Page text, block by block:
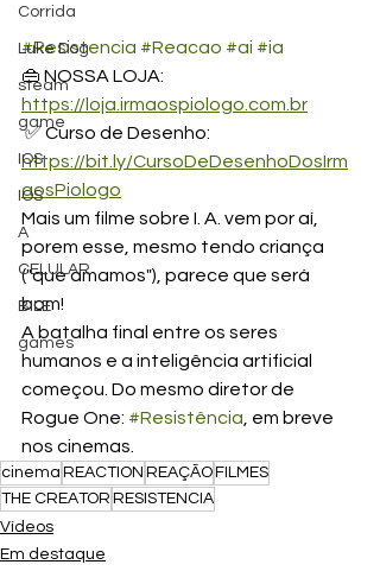
Corrida
Luke Dog
steam
game
IOS
IOS
A
CELULAR
BILE
games
#Resistencia #Reacao #ai #ia
👜 NOSSA LOJA:
https://loja.irmaospiologo.com.br
✅ Curso de Desenho:
https://bit.ly/CursoDeDesenhoDosIrm
aosPiologo
Mais um filme sobre I. A. vem por aí,
porem esse, mesmo tendo criança
("que amamos"), parece que será
bom!
A batalha final entre os seres
humanos e a inteligência artificial
começou. Do mesmo diretor de
Rogue One: #Resistência , em breve
nos cinemas.
cinema REACTION REAÇÃOFILMES
THE CREATOR RESISTENCIA
Vídeos
Em destaque